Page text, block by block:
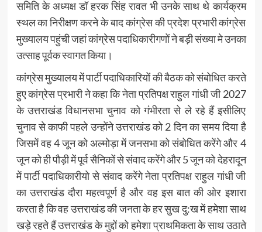
समिति के अध्यक्ष डॉ हरक सिंह रावत भी उनके साथ थे कार्यक्रम
स्थल का निरीक्षण करने के बाद कांग्रेस की प्रदेश प्रभारी कांग्रेस
मुख्यालय पहुंची जहां कांग्रेस पदाधिकारीगणों ने बड़ी संख्या मे उनका
उत्साह पूर्वक स्वागत किया।
कांग्रेस मुख्यालय में पार्टी पदाधिकारियों की बैठक को संबोधित करते
हुए कांग्रेस प्रभारी ने कहा कि नेता प्रतिपक्ष राहुल गांधी जी 2027
के उत्तराखंड विधानसभा चुनाव को गंभीरता से ले रहे हैं इसीलिए
चुनाव से काफी पहले उन्होंने उत्तराखंड को 2 दिन का समय दिया है
जिसमें वह 4 जून को अल्मोड़ा में जनसभा को संबोधित करेंगे और 4
जून को ही पौड़ी में पूर्व सैनिकों से संवाद करेंगे और 5 जून को देहरादून
में पार्टी पदाधिकारीयो से संवाद करेंगे नेता प्रतिपक्ष राहुल गांधी जी
का उत्तराखंड दौरा महत्वपूर्ण है और वह इस बात की ओर इशारा
करता है कि वह उत्तराखंड की जनता के हर सुख दु:ख में हमेशा साथ
खड़े रहते हैं उत्तराखंड के मुद्दों को हमेशा प्राथमिकता के साथ उठाते